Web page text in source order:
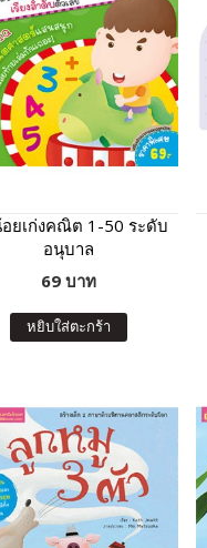
ยเก่งคณิต 1-50 ระดับ
อนุบาล
69 บาท
หยิบใส่ตะกร้า